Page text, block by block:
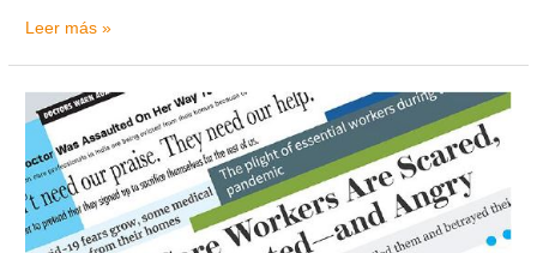
Leer más »